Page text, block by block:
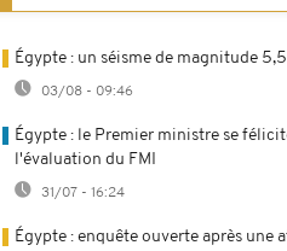
Égypte : un séisme de magnitude
03/08 - 09:46
Égypte : le Premier ministre se
l'évaluation du FMI
31/07 - 16:24
Égypte : enquête ouverte après une